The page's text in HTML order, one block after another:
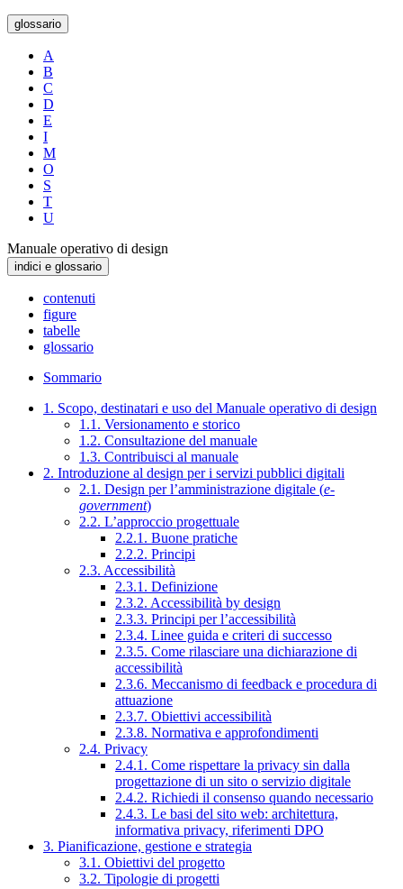
glossario
A
B
C
D
E
I
M
O
S
T
U
Manuale operativo di design
indici e glossario
contenuti
figure
tabelle
glossario
Sommario
1. Scopo, destinatari e uso del Manuale operativo di design
1.1. Versionamento e storico
1.2. Consultazione del manuale
1.3. Contribuisci al manuale
2. Introduzione al design per i servizi pubblici digitali
2.1. Design per l’amministrazione digitale (e-
government)
2.2. L’approccio progettuale
2.2.1. Buone pratiche
2.2.2. Principi
2.3. Accessibilità
2.3.1. Definizione
2.3.2. Accessibilità by design
2.3.3. Principi per l’accessibilità
2.3.4. Linee guida e criteri di successo
2.3.5. Come rilasciare una dichiarazione di
accessibilità
2.3.6. Meccanismo di feedback e procedura di
attuazione
2.3.7. Obiettivi accessibilità
2.3.8. Normativa e approfondimenti
2.4. Privacy
2.4.1. Come rispettare la privacy sin dalla
progettazione di un sito o servizio digitale
2.4.2. Richiedi il consenso quando necessario
2.4.3. Le basi del sito web: architettura,
informativa privacy, riferimenti DPO
3. Pianificazione, gestione e strategia
3.1. Obiettivi del progetto
3.2. Tipologie di progetti